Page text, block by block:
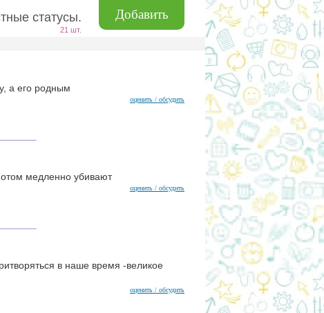
Добавить
статусы.
21 шт.
а его родным
оценить / обсудить
медленно убивают
оценить / обсудить
в наше время -великое
оценить / обсудить